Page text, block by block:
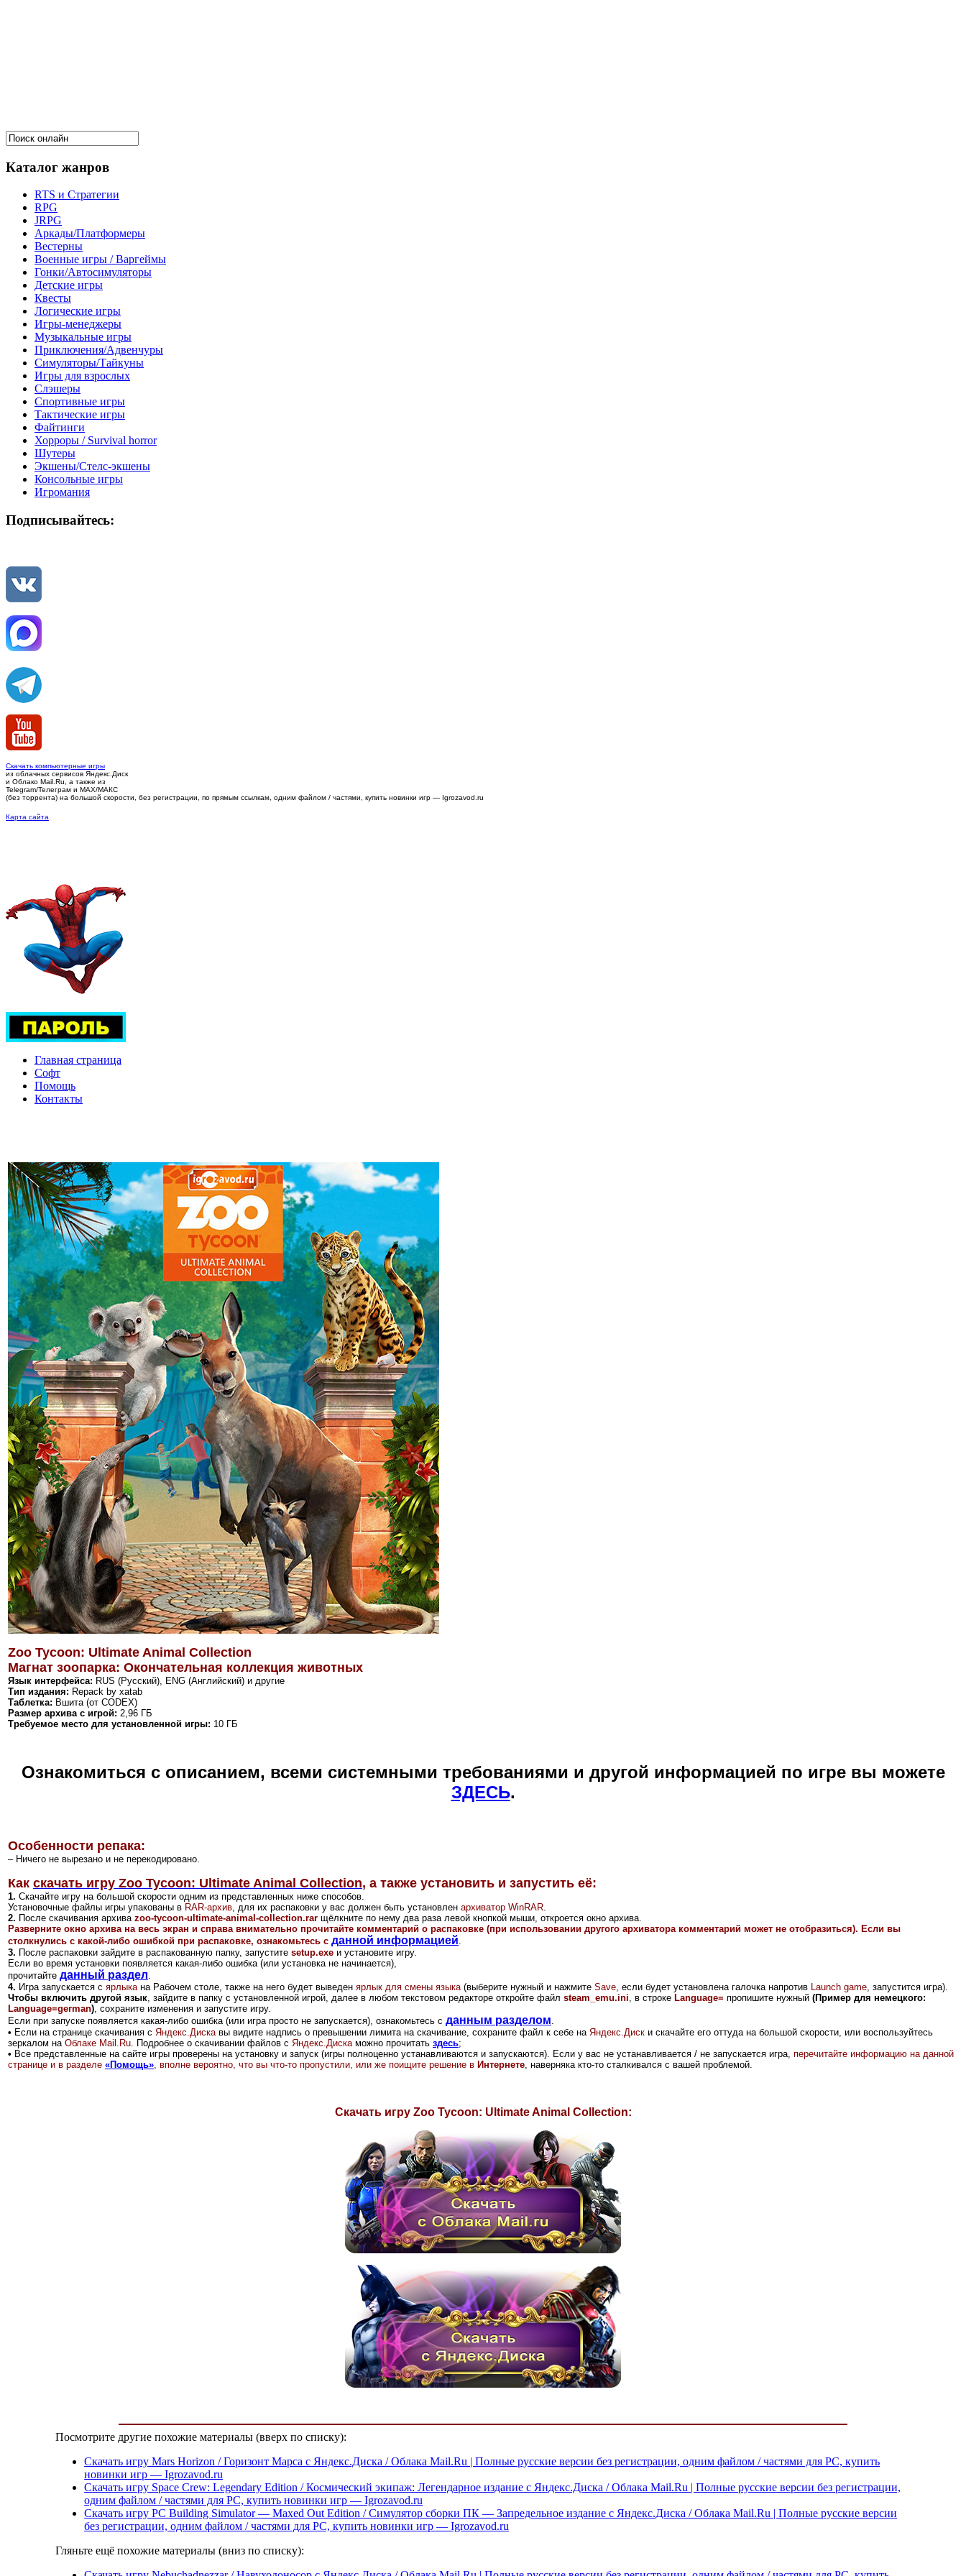
Каталог жанров
RTS и Стратегии
RPG
JRPG
Аркады/Платформеры
Вестерны
Военные игры / Варгеймы
Гонки/Автосимуляторы
Детские игры
Квесты
Логические игры
Игры-менеджеры
Музыкальные игры
Приключения/Адвенчуры
Симуляторы/Тайкуны
Игры для взрослых
Слэшеры
Спортивные игры
Тактические игры
Файтинги
Хорроры / Survival horror
Шутеры
Экшены/Стелс-экшены
Консольные игры
Игромания
Подписывайтесь:
Скачать компьютерные игры
из облачных сервисов Яндекс.Диск
и Облако Mail.Ru, а также из
Telegram/Телеграм и MAX/МАКС
(без торрента) на большой скорости, без регистрации, по прямым ссылкам, одним файлом / частями, купить новинки игр — Igrozavod.ru
Карта сайта
Главная страница
Софт
Помощь
Контакты
Zoo Tycoon: Ultimate Animal Collection
Магнат зоопарка: Окончательная коллекция животных
Язык интерфейса: RUS (Русский), ENG (Английский) и другие
Тип издания: Repack by xatab
Таблетка: Вшита (от CODEX)
Размер архива с игрой: 2,96 ГБ
Требуемое место для установленной игры: 10 ГБ
Ознакомиться с описанием, всеми системными требованиями и другой информацией по игре вы можете
ЗДЕСЬ.
Особенности репака:
– Ничего не вырезано и не перекодировано.
Как скачать игру Zoo Tycoon: Ultimate Animal Collection, а также установить и запустить её:
1. Скачайте игру на большой скорости одним из представленных ниже способов.
Установочные файлы игры упакованы в RAR-архив , для их распаковки у вас должен быть установлен архиватор WinRAR
2. После скачивания архива zoo-tycoon-ultimate-animal-collection.rar щёлкните по нему два раза левой кнопкой мыши, откроется окно архива.
Разверните окно архива на весь экран и справа внимательно прочитайте комментарий о распаковке (при использовании другого архиватора комментарий может не отобразиться). Если вы
столкнулись с какой-либо ошибкой при распаковке, ознакомьтесь с данной информацией
3. После распаковки зайдите в распакованную папку, запустите setup.exe и установите игру.
Если во время установки появляется какая-либо ошибка (или установка не начинается),
прочитайте данный раздел
4. Игра запускается с ярлыка на Рабочем столе, также на него будет выведен ярлык для смены языка (выберите нужный и нажмите Save , если будет установлена галочка напротив Launch game , запустится игра)
Чтобы включить другой язык , зайдите в папку с установленной игрой, далее в любом текстовом редакторе откройте файл steam_emu.ini , в строке Language= пропишите нужный (Пример для немецкого:
Language=german) , сохраните изменения и запустите игру.
Если при запуске появляется какая-либо ошибка (или игра просто не запускается), ознакомьтесь с данным разделом
• Если на странице скачивания с Яндекс.Диска вы видите надпись о превышении лимита на скачивание, сохраните файл к себе на Яндекс.Диск и скачайте его оттуда на большой скорости, или воспользуйтесь
зеркалом на Облаке Mail.Ru Подробнее о скачивании файлов с Яндекс.Диска можно прочитать здесь;
• Все представленные на сайте игры проверены на установку и запуск (игры полноценно устанавливаются и запускаются). Если у вас не устанавливается / не запускается игра, перечитайте информацию на данной
странице и в разделе «Помощь» , вполне вероятно, что вы что-то пропустили, или же поищите решение в Интернете , наверняка кто-то сталкивался с вашей проблемой.
Скачать игру Zoo Tycoon: Ultimate Animal Collection:
Посмотрите другие похожие материалы (вверх по списку):
Скачать игру Mars Horizon / Горизонт Марса с Яндекс.Диска / Облака Mail.Ru | Полные русские версии без регистрации, одним файлом / частями для PC, купить
новинки игр — Igrozavod.ru
Скачать игру Space Crew: Legendary Edition / Космический экипаж: Легендарное издание с Яндекс.Диска / Облака Mail.Ru | Полные русские версии без регистрации,
одним файлом / частями для PC, купить новинки игр — Igrozavod.ru
Скачать игру PC Building Simulator — Maxed Out Edition / Симулятор сборки ПК — Запредельное издание с Яндекс.Диска / Облака Mail.Ru | Полные русские версии
без регистрации, одним файлом / частями для PC, купить новинки игр — Igrozavod.ru
Гляньте ещё похожие материалы (вниз по списку):